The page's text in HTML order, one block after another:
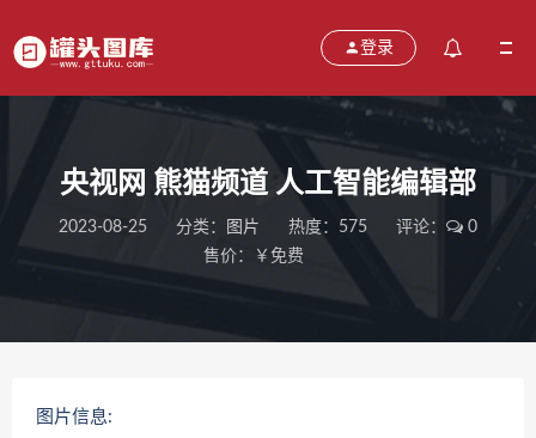
登录
央视网 熊猫频道 人工智能编辑部
2023-08-25 分类： 图片 热度：575 评论：
0
售价：￥免费
图片信息: